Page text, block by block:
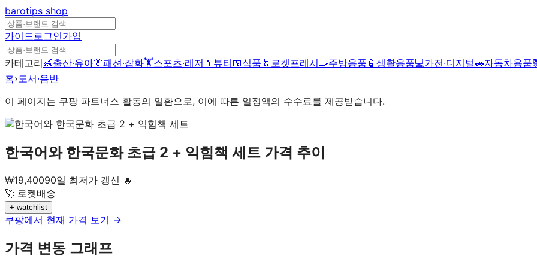
barotips shop
가이드로그인가입
카테고리👶출산·유아👔패션·잡화🏋️스포츠·레저 💄 뷰티🍱식품 🥬 로켓프레시🍳주방용품 🧴 생활용품💻가전·디지털🚗자동차용품
홈›도서·음반
이 페이지는 쿠팡 파트너스 활동의 일환으로, 이에 따른 일정액의 수수료를 제공받습니다.
한국어와 한국문화 초급 2 + 익힘책 세트 가격 추이
₩19,40090일 최저가 갱신 🔥
🚀 로켓배송
+ watchlist
쿠팡에서 현재 가격 보기 →
가격 변동 그래프